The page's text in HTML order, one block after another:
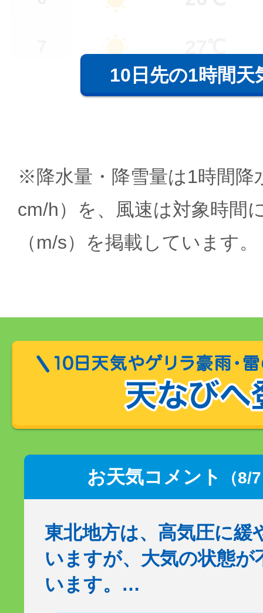
10日先の1時間天
※降水量・降雪量は1時間降
cm/h）を、風速は対象時間
（m/s）を掲載しています。
お天気コメント （8/
東北地方は、高気圧に緩
いますが、大気の状態が
います。…